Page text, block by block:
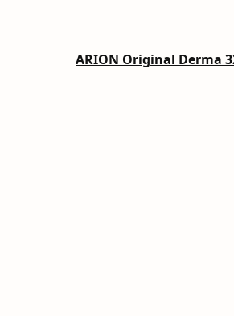
ARION Original Derma